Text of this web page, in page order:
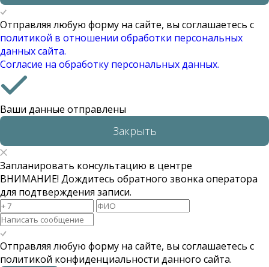
Отправляя любую форму на сайте, вы соглашаетесь с
политикой в отношении обработки персональных
данных сайта.
Согласие на обработку персональных данных.
Ваши данные отправлены
Закрыть
Запланировать консультацию в центре
ВНИМАНИЕ! Дождитесь обратного звонка оператора
для подтверждения записи.
Отправляя любую форму на сайте, вы соглашаетесь с
политикой конфиденциальности данного сайта.